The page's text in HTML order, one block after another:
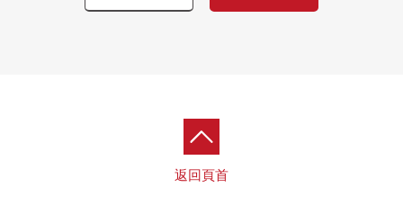
返回頁首